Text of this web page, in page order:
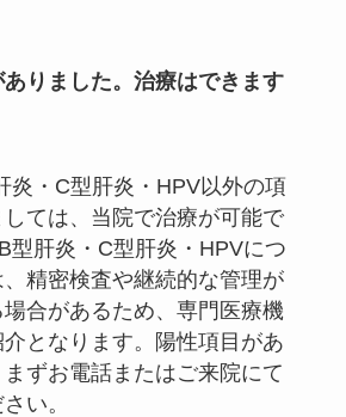
ありました。治療はできます
炎・C型肝炎・HPV以外の項
しては、当院で治療が可能で
型肝炎・C型肝炎・HPVにつ
、精密検査や継続的な管理が
合があるため、専門医療機
となります。陽性項目があ
ずお電話またはご来院にて
い。